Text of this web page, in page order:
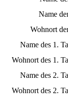
Name
Wohnort
Name des 1.
Wohnort des 1.
Name des 2.
Wohnort des 2.